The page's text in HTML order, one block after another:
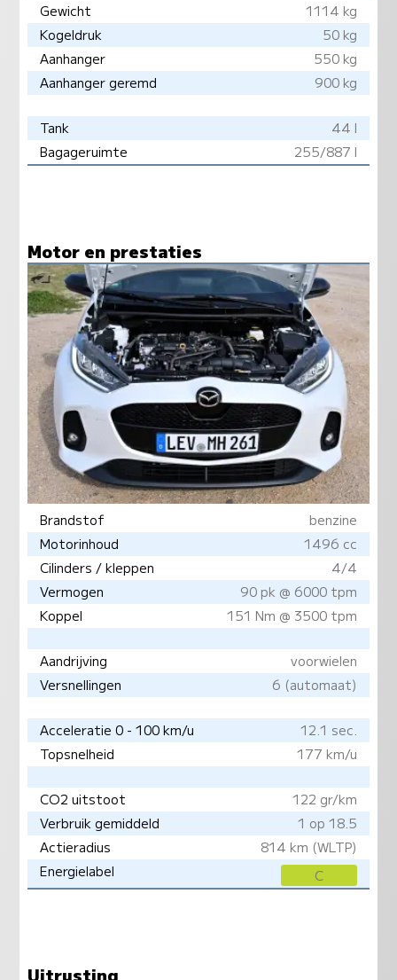
Gewicht
1114 kg
Kogeldruk
50 kg
Aanhanger
550 kg
Aanhanger geremd
900 kg
Tank
44 l
Bagageruimte
255/887 l
Motor en prestaties
Brandstof
benzine
Motorinhoud
1496 cc
Cilinders / kleppen
4/4
Vermogen
90 pk @ 6000 tpm
Koppel
151 Nm @ 3500 tpm
Aandrijving
voorwielen
Versnellingen
6 (automaat)
Acceleratie 0 - 100 km/u
12.1 sec.
Topsnelheid
177 km/u
CO2 uitstoot
122 gr/km
Verbruik gemiddeld
1 op 18.5
Actieradius
814 km (WLTP)
Energielabel
C
Uitrusting